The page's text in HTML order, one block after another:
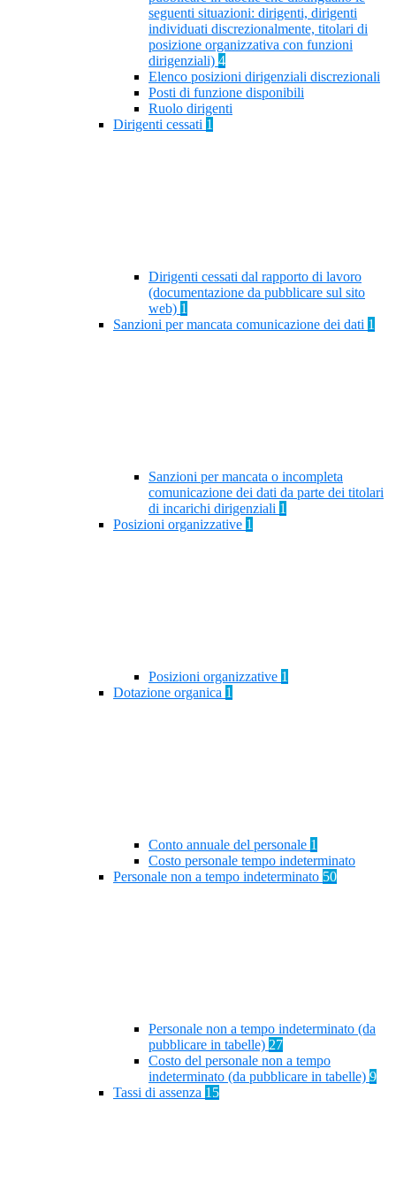
seguenti situazioni: dirigenti, dirigenti
individuati discrezionalmente, titolari di
posizione organizzativa con funzioni
dirigenziali) 4
Elenco posizioni dirigenziali discrezionali
Posti di funzione disponibili
Ruolo dirigenti
Dirigenti cessati 1
Dirigenti cessati dal rapporto di lavoro
(documentazione da pubblicare sul sito
web) 1
Sanzioni per mancata comunicazione dei dati 1
Sanzioni per mancata o incompleta
comunicazione dei dati da parte dei titolari
di incarichi dirigenziali 1
Posizioni organizzative 1
Posizioni organizzative 1
Dotazione organica 1
Conto annuale del personale 1
Costo personale tempo indeterminato
Personale non a tempo indeterminato 50
Personale non a tempo indeterminato (da
pubblicare in tabelle) 27
Costo del personale non a tempo
indeterminato (da pubblicare in tabelle) 9
Tassi di assenza 15